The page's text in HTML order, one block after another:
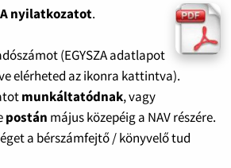
nyilatkozatot.
(EGYSZA adatlapot
elérheted az ikonra kattintva).
munkáltatódnak, vagy
postán május közepéig a NAV részére.
a bérszámfejtő / könyvelő tud